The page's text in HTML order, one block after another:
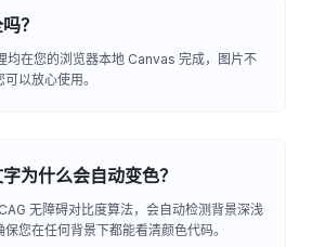
？
均在您的浏览器本地 Canvas 完成，图片不
以放心使用。
为什么会自动变色？
无障碍对比度算法，会自动检测背景深浅
您在任何背景下都能看清颜色代码。